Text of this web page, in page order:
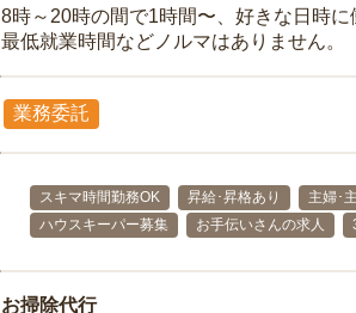
8時～20時の間で1時間〜、好きな日時
最低就業時間などノルマはありません。
業務委託
スキマ時間勤務OK 昇給･昇格あり 主婦･
ハウスキーパー募集
お手伝いさんの求人
お掃除代行